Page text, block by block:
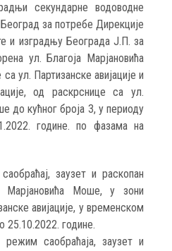
секундарне водоводне
за потребе Дирекцијe
и изградњу Београда Ј.П. за
ул. Благоја Марјановића
ул. Партизанске авијације и
од раскрснице са ул.
до кућног броја 3, у периоду
године. по фазама на
заузет и раскопан
Марјановића Моше, у зони
авијације, у временском
25.10.2022. године.
саобраћаја, заузет и